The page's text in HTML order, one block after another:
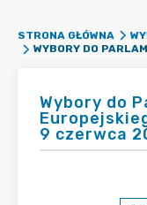
STRONA GŁÓWNA
Wybory do
9 czerwca